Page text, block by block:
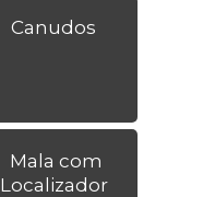
Canudos
Mala com
Localizador